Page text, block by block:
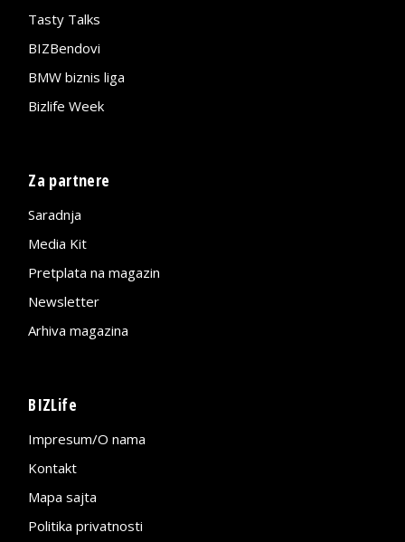
Tasty Talks
BIZBendovi
BMW biznis liga
Bizlife Week
Za partnere
Saradnja
Media Kit
Pretplata na magazin
Newsletter
Arhiva magazina
BIZLife
Impresum/O nama
Kontakt
Mapa sajta
Politika privatnosti